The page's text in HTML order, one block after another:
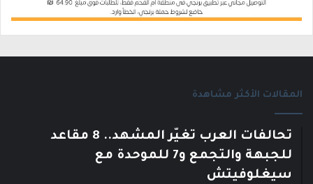
المقالات الأكثر مشاهدة
تحالفات العرب تغيّر المشهد.. 8 مقاعد
للجبهة والتجمع و7 للموحدة مع
سيغلوفيتش